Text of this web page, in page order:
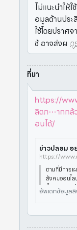
ไม่แนะนำให้
อมูลด้านประ
ใช้โดยปราศ
ช้ อาจส่งผ ดู
ที่มา
https://
ลิตภ⋯ากกล้ว
อนได้/
ตามที่มีการ
สังคมออนไล
น้ำยางจากก
ะกรดไหลย้อ
ลอมได้ดำเนิ
งกับกรมการ
อัพเดทข้อมูล